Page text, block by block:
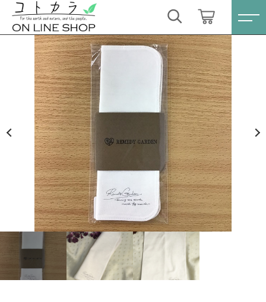
カートに商品を追加しました
【送料無料】REMEDY GARDEN ハンカチSサ
イズ2つ折りタイプ 〈シルク〉
数量
（税込）
ショッピングを続ける
カートを確認する
ログイン / 会員登録
お気に入り
すべての商品
スキンケア・石鹸
HINOKI（土佐ヒノキ）シリーズ
サステナブル歯ブラシ・歯磨き粉
洗剤・食器用石鹸
タオル/ハンカチ
スキンケア・石鹸
HINOKI（土佐ヒノキ）シリーズ
サステナブル歯ブラシ・歯磨き粉
洗剤・食器用石鹸
タオル/ハンカチ
国産［奥会津］かごバッグ
キーワード検索
こだわり検索
親カテゴリ
子カテゴリ
～